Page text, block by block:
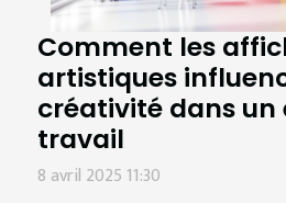
Comment les
artistiques
créativité dans un
travail
8 avril 2025 11:30